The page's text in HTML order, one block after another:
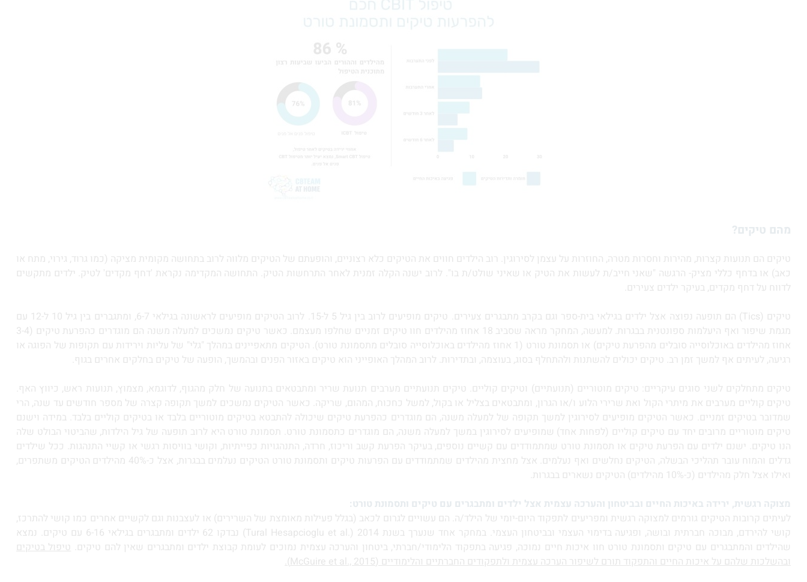
מהם טיקים?
טיקים הם תנועות קצרות, מהירות וחסרות מטרה, החוזרות על עצמן לסירוגין. רוב הילדים חווים את הטיקים כלא רצוניים, והופעתם של הטיקים מלווה לרוב בתחושה מקומית מציקה (כמו גרוד, גירוי, מתח או
כאב) או בדחף כללי מציק- הרגשה "שאני חייב/ת לעשות את הטיק או שאיני שולט/ת בו". לרוב ישנה הקלה זמנית לאחר התרחשות הטיק. התחושה המקדימה נקראת 'דחף מקדים' לטיק. ילדים מתקשים
לדווח על דחף מקדים, בעיקר ילדים צעירים.
טיקים (Tics) הם תופעה נפוצה אצל ילדים בגילאי בית-ספר וגם בקרב מתבגרים צעירים. טיקים מופיעים לרוב בין גיל 5 ל-15. לרוב הטיקים מופיעים לראשונה בגילאי 6-7, ומתגברים בין גיל 10 ל-12 עם
מגמת שיפור ואף היעלמות ספונטנית בבגרות. למעשה, המחקר מראה שסביב 18 אחוז מהילדים חוו טיקים זמניים שחלפו מעצמם. כאשר טיקים נמשכים למעלה משנה הם מוגדרים כהפרעת טיקים (3-4
אחוז מהילדים באוכלוסייה סובלים מהפרעת טיקים) או תסמונת טורט (1 אחוז מהילדים באוכלוסייה סובלים מתסמונת טורט). הטיקים מתאפיינים במהלך "גלי" של עליות וירידות עם תקופות של הפוגה או
רגיעה, לעיתים אף למשך זמן רב. טיקים יכולים להשתנות ולהתחלף בסוג, בעוצמה, ובתדירות. לרוב המהלך האופייני הוא טיקים באזור הפנים ובהמשך, הופעה של טיקים בחלקים אחרים בגוף.
טיקים מתחלקים לשני סוגים עיקריים: טיקים מוטוריים (תנועתיים) וטיקים קוליים. טיקים תנועתיים מערבים תנועת שריר ומתבטאים בתנועה של חלק מהגוף, לדוגמא, מצמוץ, תנועות ראש, כיווץ האף.
טיקים קוליים מערבים את מיתרי הקול ואת שרירי הלוע ו/או הגרון, ומתבטאים בצליל או בקול, למשל כחכוח, המהום, שריקה. כאשר הטיקים נמשכים למשך תקופה קצרה של מספר חודשים עד שנה, הרי
שמדובר בטיקים זמניים. כאשר הטיקים מופיעים לסירוגין למשך תקופה של למעלה משנה, הם מוגדרים כהפרעת טיקים שיכולה להתבטא בטיקים מוטוריים בלבד או בטיקים קוליים בלבד. במידה וישנם
טיקים מוטוריים מרובים יחד עם טיקים קוליים (לפחות אחד) שמופיעים לסירוגין במשך למעלה משנה, הם מוגדרים כתסמונת טורט. תסמונת טורט היא לרוב תופעה של גיל הילדות, שהביטוי הבולט שלה
הנו טיקים. ישנם ילדים עם הפרעת טיקים או תסמונת טורט שמתמודדים עם קשיים נוספים, בעיקר הפרעת קשב וריכוז, חרדה, התנהגויות כפייתיות, וקושי בוויסות רגשי או קשיי התנהגות. ככל שילדים
גדלים והמוח עובר תהליכי הבשלה, הטיקים נחלשים ואף נעלמים. אצל מחצית מהילדים שמתמודדים עם הפרעות טיקים ותסמונת טורט הטיקים נעלמים בבגרות, אצל כ-40% מהילדים הטיקים משתפרים,
ואילו אצל חלק מהילדים (כ-10% מהילדים) הטיקים נשארים בבגרות.
מצוקה רגשית, ירידה באיכות החיים ובביטחון והערכה עצמית אצל ילדים ומתבגרים עם טיקים ותסמונת טורט:
לעיתים קרובות הטיקים גורמים למצוקה רגשית ומפריעים לתפקוד היום-יומי של הילד/ה. הם עשויים לגרום לכאב (בגלל פעילות מאומצת של השרירים) או לעצבנות וגם לקשיים אחרים כמו קושי להתרכז,
קושי להירדם, מבוכה חברתית ובושה, ופגיעה בדימוי העצמי ובביטחון העצמי. במחקר אחד שנערך בשנת 2014 (.Tural Hesapcioglu et al) נבדקו 62 ילדים ומתבגרים בגילאי 6-16 עם טיקים. נמצא
שהילדים והמתבגרים עם טיקים ותסמונת טורט חוו איכות חיים נמוכה, פגיעה בתפקוד הלימודי/חברתי, ביטחון והערכה עצמית נמוכים לעומת קבוצת ילדים ומתבגרים שאין להם טיקים. טיפול בטיקים
ובהשלכות שלהם על איכות החיים והתפקוד תורם לשיפור הערכה עצמית ולתפקודים החברתיים והלימודיים (McGuire et al., 2015).